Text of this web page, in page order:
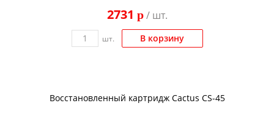
2731 p/ шт.
шт. В корзину
Восстановленный картридж Cactus CS-45